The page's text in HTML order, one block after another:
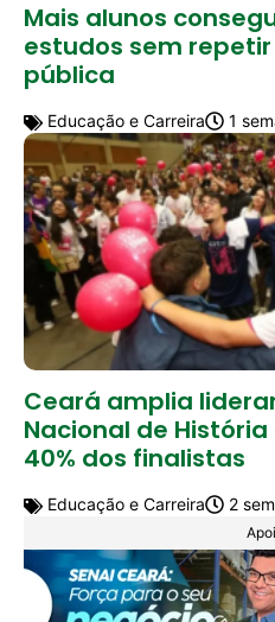
Mais alunos
estudos sem
pública
Educação e Carreira 1
Ceará amplia
Nacional de
40% dos finalistas
Educação e Carreira 2